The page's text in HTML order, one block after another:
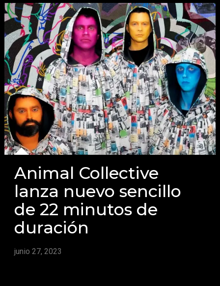
Animal Collective
lanza nuevo sencillo
de 22 minutos de
duración
junio 27, 2023